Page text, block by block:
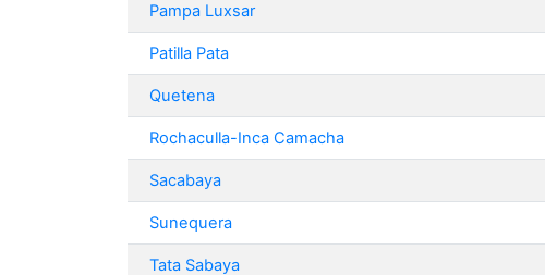
Pampa Luxsar
Patilla Pata
Quetena
Rochaculla-Inca Camacha
Sacabaya
Sunequera
Tata Sabaya